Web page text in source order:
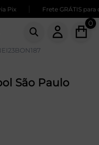
Frete GRÁTIS para
0
São Paulo